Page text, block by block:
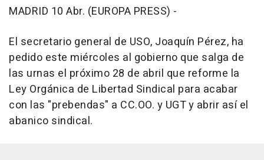
MADRID 10 Abr. (EUROPA PRESS) -
El secretario general de USO, Joaquín Pérez, ha
pedido este miércoles al gobierno que salga de
las urnas el próximo 28 de abril que reforme la
Ley Orgánica de Libertad Sindical para acabar
con las "prebendas" a CC.OO. y UGT y abrir así el
abanico sindical.